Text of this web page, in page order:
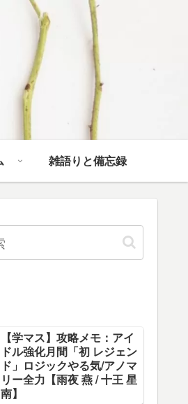
雑語りと備忘録
【学マス】攻略メモ：アイ
ドル強化月間「初 レジェン
ド」ロジックやる気/アノマ
リー全力【雨夜 燕 / 十王 星
南】